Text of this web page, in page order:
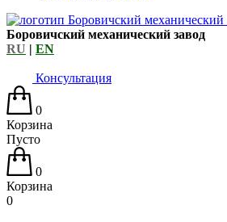
Боровичский механический завод
RU | EN
Консультация
0
Корзина
Пусто
0
Корзина
0